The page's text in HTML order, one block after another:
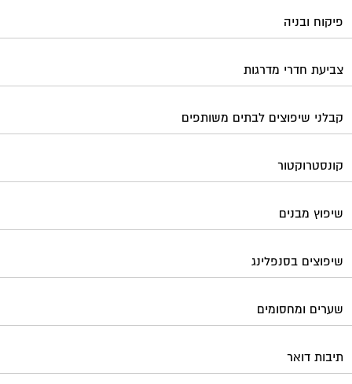
פיקוח ובניה
צביעת חדרי מדרגות
קבלני שיפוצים לבתים משותפים
קונסטרוקטור
שיפוץ מבנים
שיפוצים בסנפלינג
שערים ומחסומים
תיבות דואר